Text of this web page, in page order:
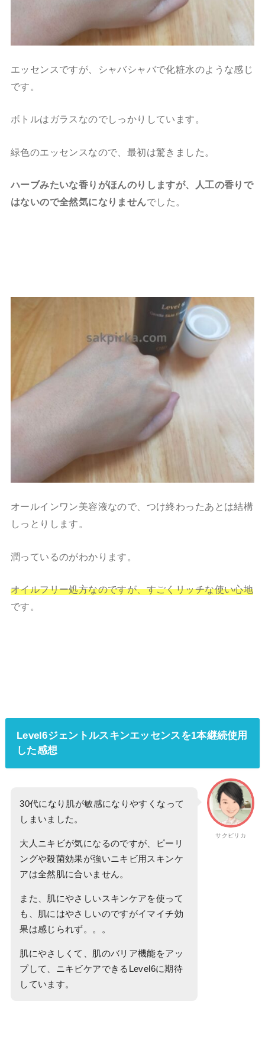
エッセンスですが、シャバシャバで化粧水のような感じ
です。
ボトルはガラスなのでしっかりしています。
緑色のエッセンスなので、最初は驚きました。
ハーブみたいな香りがほんのりしますが、人工の香りで
はないので全然気になりませんでした。
オールインワン美容液なので、つけ終わったあとは結構
しっとりします。
潤っているのがわかります。
オイルフリー処方なのですが、すごくリッチな使い心地
です。
Level6ジェントルスキンエッセンスを1本継続使用
した感想
サクピリカ
30代になり肌が敏感になりやすくなって
しまいました。
大人ニキビが気になるのですが、ピーリ
ングや殺菌効果が強いニキビ用スキンケ
アは全然肌に合いません。
また、肌にやさしいスキンケアを使って
も、肌にはやさしいのですがイマイチ効
果は感じられず。。。
肌にやさしくて、肌のバリア機能をアッ
プして、ニキビケアできるLevel6に期待
しています。